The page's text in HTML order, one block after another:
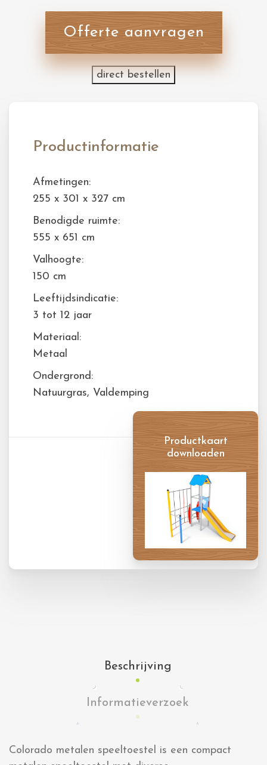
Offerte aanvragen
direct bestellen
Productinformatie
Afmetingen:
255 x 301 x 327 cm
Benodigde ruimte:
555 x 651 cm
Valhoogte:
150 cm
Leeftijdsindicatie:
3 tot 12 jaar
Materiaal:
Metaal
Ondergrond:
Natuurgras, Valdemping
Productkaart
downloaden
Beschrijving
Informatieverzoek
Colorado metalen speeltoestel is een compact